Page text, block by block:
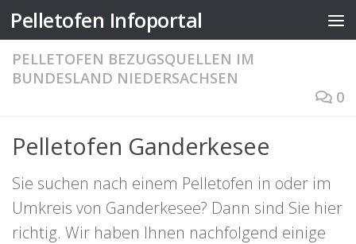
Zum Inhalt springen
Pelletofen Infoportal
PELLETOFEN BEZUGSQUELLEN IM
BUNDESLAND NIEDERSACHSEN
0
Pelletofen Ganderkesee
Sie suchen nach einem Pelletofen in oder im
Umkreis von Ganderkesee? Dann sind Sie hier
richtig. Wir haben Ihnen nachfolgend einige